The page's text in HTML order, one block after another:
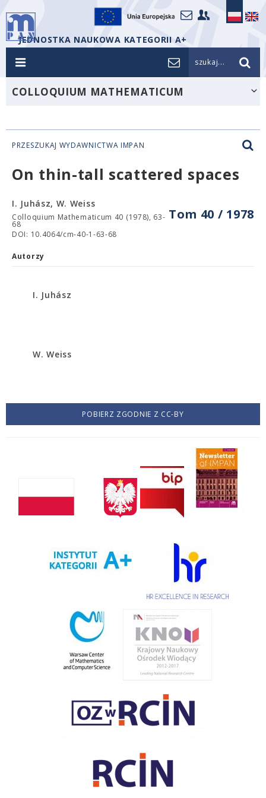
JEDNOSTKA NAUKOWA KATEGORII A+
szukaj...
COLLOQUIUM MATHEMATICUM
PRZESZUKAJ WYDAWNICTWA IMPAN
On thin-tall scattered spaces
Tom 40 / 1978
I. Juhász, W. Weiss
Colloquium Mathematicum 40 (1978), 63-
68
DOI: 10.4064/cm-40-1-63-68
Autorzy
I. Juhász
W. Weiss
POBIERZ ZGODNIE Z CC-BY